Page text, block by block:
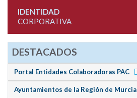
IDENTIDAD
CORPORATIVA
DESTACADOS
Portal Entidades Colaboradoras PAC
Ayuntamientos de la Región de Murcia